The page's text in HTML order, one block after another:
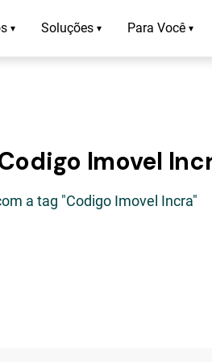
▾ Soluções ▾ Para Você ▾
Imovel
a tag "Codigo Imovel Incra"